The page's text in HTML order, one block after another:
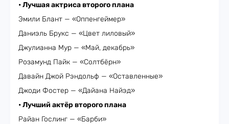
• Лучшая актриса второго плана
Эмили Блант — «Оппенгеймер»
Даниэль Брукс — «Цвет лиловый»
Джулианна Мур — «Май, декабрь»
Розамунд Пайк — «Солтбёрн»
Давайн Джой Рэндольф — «Оставленные»
Джоди Фостер — «Дайана Найэд»
• Лучший актёр второго плана
Райан Гослинг — «Барби»